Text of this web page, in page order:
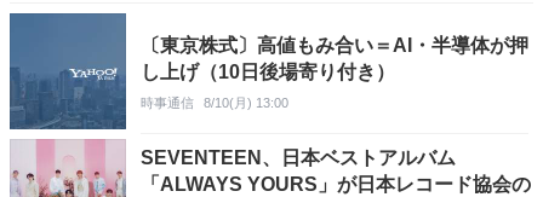
〔東京株式〕高値もみ合い＝AI・半導体が押
し上げ（10日後場寄り付き）
時事通信 8/10(月) 13:00
SEVENTEEN、日本ベストアルバム
「ALWAYS YOURS」が日本レコード協会の